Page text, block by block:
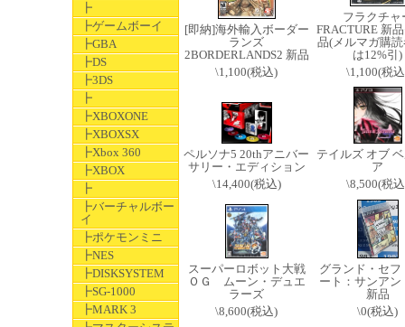
┣
┣ゲームボーイ
┣GBA
┣DS
┣3DS
┣
┣XBOXONE
┣XBOXSX
┣Xbox 360
┣XBOX
┣
┣バーチャルボー
イ
┣ポケモンミニ
┣NES
┣DISKSYSTEM
┣SG-1000
┣MARK 3
[即納]海外輸入ボーダー
ランズ
2BORDERLANDS2 新品
\1,100(税込)
フラクチャ
FRACTURE 新
品(メルマガ購
は12%引)
\1,100(税
ペルソナ5 20thアニバー
サリー・エディション
\14,400(税込)
テイルズ オブ
ア
\8,500(税
スーパーロボット大戦
ＯＧ ムーン・デュエ
ラーズ
\8,600(税込)
グランド・セフ
ート：サンアン
新品
\0(税込)